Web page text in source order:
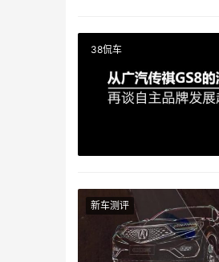
38侃车
新车测评